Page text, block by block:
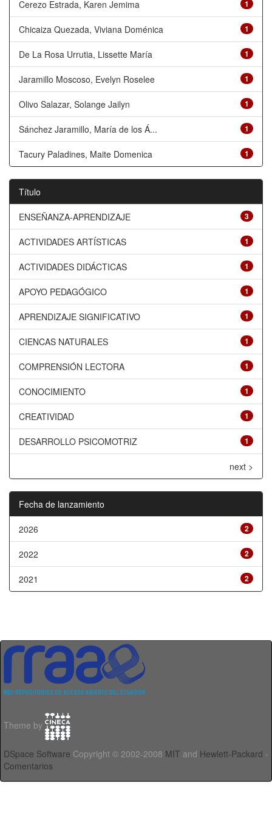
1
Cerezo Estrada, Karen Jemima
1
Chicaiza Quezada, Viviana Doménica
1
De La Rosa Urrutia, Lissette María
1
Jaramillo Moscoso, Evelyn Roselee
1
Olivo Salazar, Solange Jailyn
1
Sánchez Jaramillo, María de los Á...
1
Tacury Paladines, Maite Domenica
Título
3
ENSEÑANZA-APRENDIZAJE
1
ACTIVIDADES ARTÍSTICAS
1
ACTIVIDADES DIDÁCTICAS
1
APOYO PEDAGÓGICO
1
APRENDIZAJE SIGNIFICATIVO
1
CIENCAS NATURALES
1
COMPRENSIÓN LECTORA
1
CONOCIMIENTO
1
CREATIVIDAD
1
DESARROLLO PSICOMOTRIZ
next >
Fecha de lanzamiento
2
2026
2
2022
2
2021
Theme by
DSpace Software Copyright © 2002-2008 MIT and Hewlett-Packard -
Comentarios